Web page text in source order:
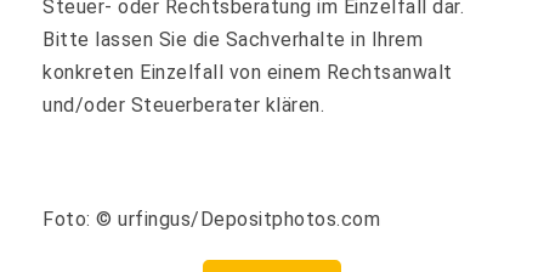
Steuer- oder Rechtsberatung im Einzelfall dar.
Bitte lassen Sie die Sachverhalte in Ihrem
konkreten Einzelfall von einem Rechtsanwalt
und/oder Steuerberater klären.
Foto: © urfingus/Depositphotos.com